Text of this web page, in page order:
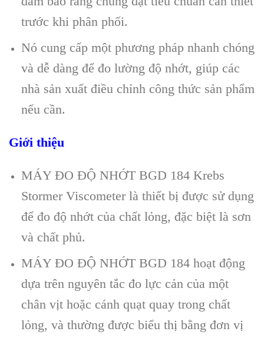
trước khi phân phối.
Nó cung cấp một phương pháp nhanh chóng
và dễ dàng để đo lường độ nhớt, giúp các
nhà sản xuất điều chỉnh công thức sản phẩm
nếu cần.
Giới thiệu
MÁY ĐO ĐỘ NHỚT BGD 184 Krebs
Stormer Viscometer là thiết bị được sử dụng
để đo độ nhớt của chất lỏng, đặc biệt là sơn
và chất phủ.
MÁY ĐO ĐỘ NHỚT BGD 184 hoạt động
dựa trên nguyên tắc đo lực cản của một
chân vịt hoặc cánh quạt quay trong chất
lỏng, và thường được biểu thị bằng đơn vị